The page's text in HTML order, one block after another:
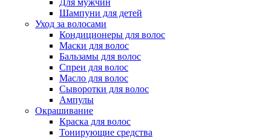
Для мужчин
Шампуни для детей
Уход за волосами
Кондиционеры для волос
Маски для волос
Бальзамы для волос
Спреи для волос
Масло для волос
Сыворотки для волос
Ампулы
Окрашивание
Краска для волос
Тонирующие средства